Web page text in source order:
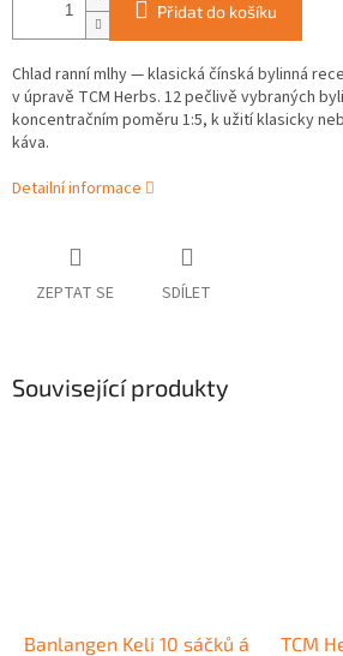
Přidat do košíku
Chlad ranní mlhy — klasická čínská bylinná
v úpravě TCM Herbs. 12 pečlivě vybraných
koncentračním poměru 1:5, k užití klasicky
káva.
Detailní informace
ZEPTAT SE SDÍLET
Související produkty
Banlangen Keli 10 sáčků á
TCM